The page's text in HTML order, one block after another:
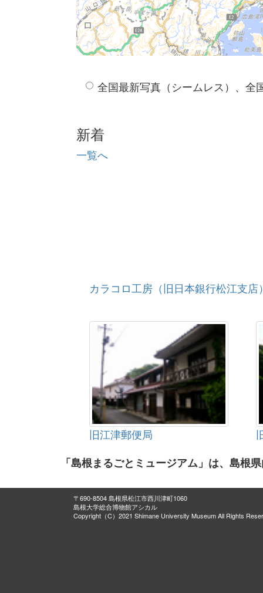
全国最新写真（シームレス）、全
新着
一覧へ
カラコロ工房（旧日本銀行松江支店
旧江津郵便局
「島根まるごとミュージアム」は、島根
〒690-8504 島根県松江市西川津町1060
島根大学総合博物館アシカル
Copyright（C）2021 Shimane University Museum All Rights